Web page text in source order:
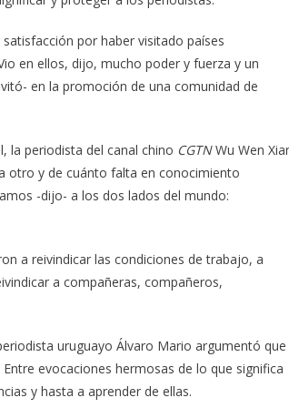
por haber visitado países
en ellos, dijo, mucho poder y fuerza y un
en la promoción de una comunidad de
la periodista del canal chino CGTNWu Wen
otro y de cuánto falta en conocimiento
-dijo- a los dos lados del mundo:
a reivindicar las condiciones de trabajo, a
a compañeras, compañeros,
uruguayo Álvaro Mario argumentó que
evocaciones hermosas de lo que significa
y hasta a aprender de ellas.